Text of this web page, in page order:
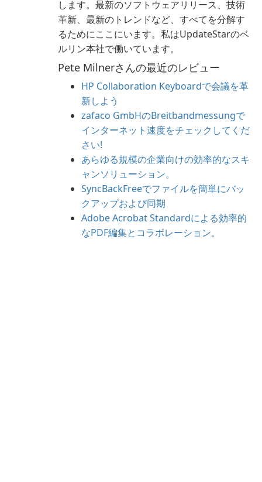
します。最新のソフトウェアリリース、技術
革新、最新のトレンドなど、すべてを分解す
るためにここにいます。私はUpdateStarのベ
ルリン本社で働いています。
Pete Milnerさんの最近のレビュー
HP Collaboration Keyboardで会議を革
新しよう
zafaco GmbHのBreitbandmessungで
インターネット速度をチェックしてくだ
さい!
あらゆる規模の企業向けの効率的なスキ
ャンソリューション。
SyncBackFreeでファイルを簡単にバッ
クアップおよび同期
Adobe Acrobat Standardによる効率的
なPDF編集とコラボレーション。